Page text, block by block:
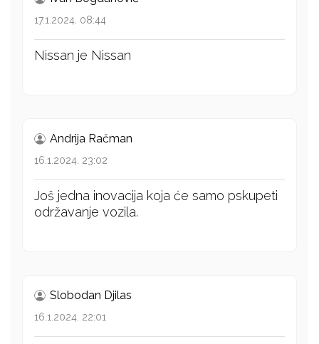
17.1.2024. 08:44
Nissan je Nissan
Andrija Račman
16.1.2024. 23:02
Još jedna inovacija koja će samo pskupeti
održavanje vozila.
Slobodan Djilas
16.1.2024. 22:01